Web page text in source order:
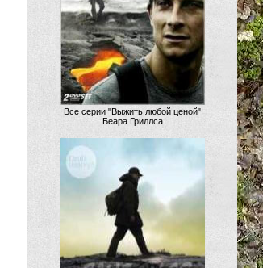
Все серии "Выжить любой ценой"
Беара Гриллса